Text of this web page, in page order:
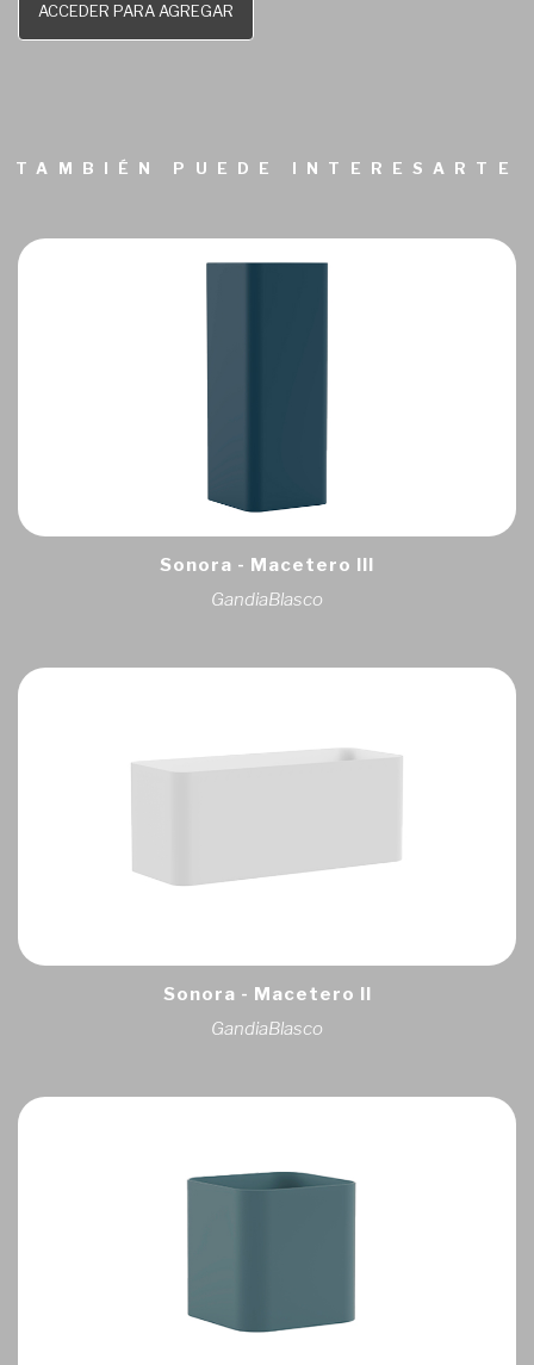
ACCEDER PARA AGREGAR
TAMBIÉN PUEDE INTERESARTE
Sonora - Macetero III
GandiaBlasco
Sonora - Macetero II
GandiaBlasco